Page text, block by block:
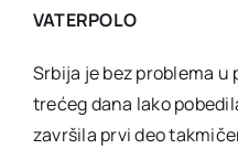
VATERPOLO
Srbija je bez problema
trećeg dana lako
završila prvi deo